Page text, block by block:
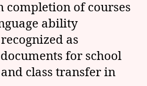
completion of courses
ability
as
for school
class transfer in